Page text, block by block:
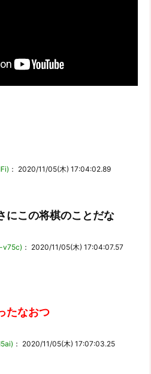
： 2020/11/05(木) 17:04:02.89
にこの将棋のことだな
v75c) ： 2020/11/05(木) 17:04:07.57
たなおつ
： 2020/11/05(木) 17:07:03.25